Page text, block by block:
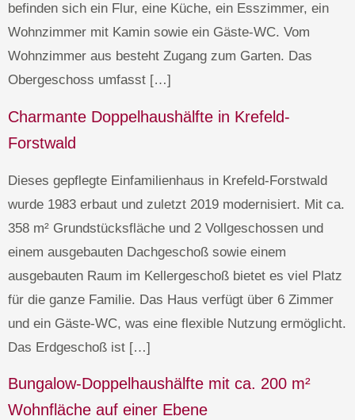
befinden sich ein Flur, eine Küche, ein Esszimmer, ein
Wohnzimmer mit Kamin sowie ein Gäste-WC. Vom
Wohnzimmer aus besteht Zugang zum Garten. Das
Obergeschoss umfasst […]
Charmante Doppelhaushälfte in Krefeld-
Forstwald
Dieses gepflegte Einfamilienhaus in Krefeld-Forstwald
wurde 1983 erbaut und zuletzt 2019 modernisiert. Mit ca.
358 m² Grundstücksfläche und 2 Vollgeschossen und
einem ausgebauten Dachgeschoß sowie einem
ausgebauten Raum im Kellergeschoß bietet es viel Platz
für die ganze Familie. Das Haus verfügt über 6 Zimmer
und ein Gäste-WC, was eine flexible Nutzung ermöglicht.
Das Erdgeschoß ist […]
Bungalow-Doppelhaushälfte mit ca. 200 m²
Wohnfläche auf einer Ebene